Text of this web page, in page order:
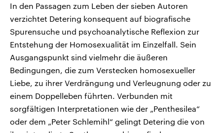
In den Passagen zum Leben der sieben Autoren
verzichtet Detering konsequent auf biografische
Spurensuche und psychoanalytische Reflexion zur
Entstehung der Homosexualität im Einzelfall. Sein
Ausgangspunkt sind vielmehr die äußeren
Bedingungen, die zum Verstecken homosexueller
Liebe, zu ihrer Verdrängung und Verleugnung oder zu
einem Doppelleben führten. Verbunden mit
sorgfältigen Interpretationen wie der „Penthesilea“
oder dem „Peter Schlemihl“ gelingt Detering die von